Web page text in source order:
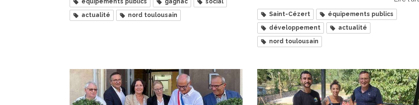
équipements publics gagnac
social
actualité
nord toulousain Saint-Cézert
équipements publics
développement
actualité
nord toulousain